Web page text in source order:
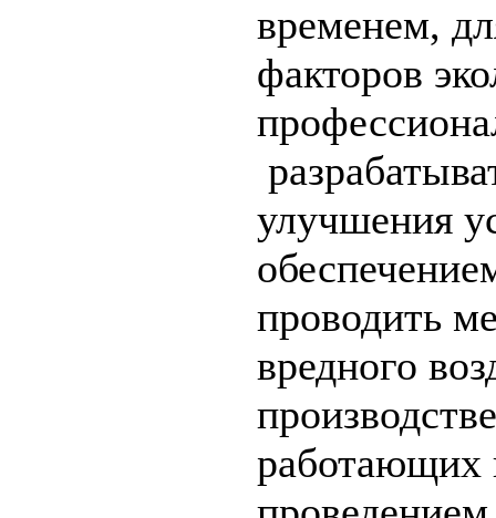
временем,
факторов
улучшения
проводить
вредного
работающих